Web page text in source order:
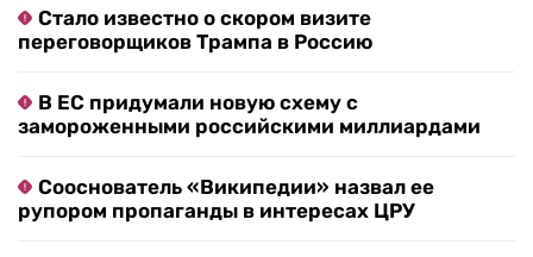
Стало известно о скором визите
переговорщиков Трампа в Россию
В ЕС придумали новую схему с
замороженными российскими миллиардами
Сооснователь «Википедии» назвал ее
рупором пропаганды в интересах ЦРУ